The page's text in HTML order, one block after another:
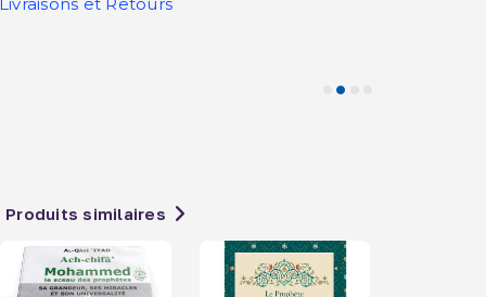
Livraisons et Retours
Produits similaires